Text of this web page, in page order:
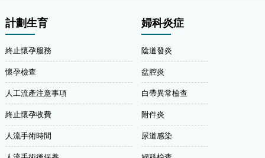
計劃生育
終止懷孕服務
懷孕檢查
人工流產注意事項
終止懷孕收費
人流手術時間
婦科炎症
陰道發炎
盆腔炎
白帶異常檢查
附件炎
尿道感染